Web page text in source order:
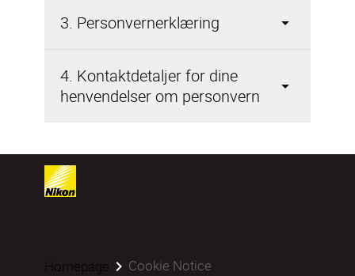
3. Personvernerklæring
4. Kontaktdetaljer for dine
henvendelser om personvern
Homepage Cookie Notice